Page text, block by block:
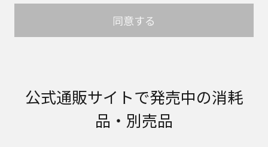
めご了承ください。
本ウェブサイトに公開されている取扱説明書の対
象商品が生産中止などの理由でご購入できない場
のお取り扱いについて。パナソニック株式会社お
内容を、ご相談への対応や修理、その確認などの
同意する
公式通販サイトで発売中の消耗
品・別売品